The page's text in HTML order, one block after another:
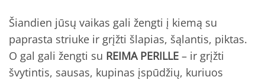
Šiandien jūsų vaikas gali žengti į kiemą su
paprasta striuke ir grįžti šlapias, šąlantis, piktas.
O gal gali žengti su REIMA PERILLE – ir grįžti
švytintis, sausas, kupinas įspūdžių, kuriuos